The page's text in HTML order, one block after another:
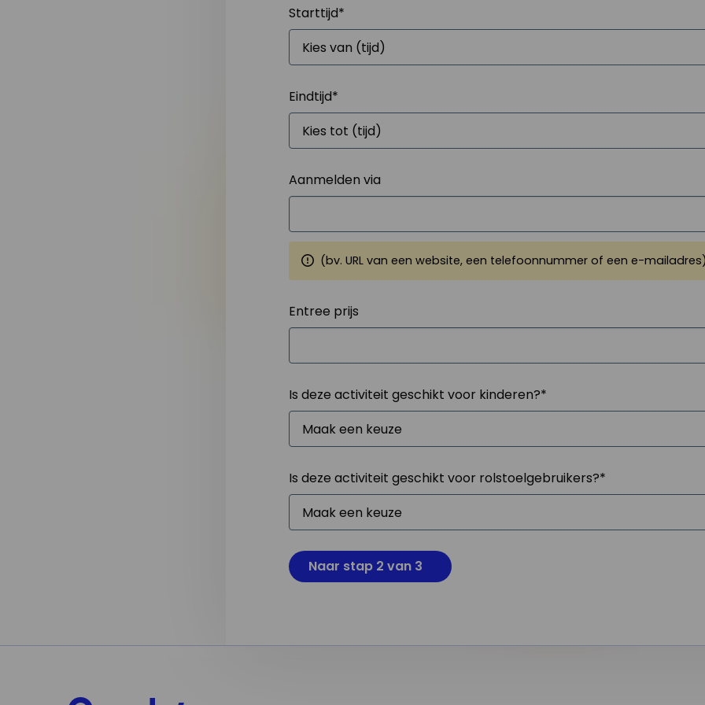
Starttijd*
Eindtijd*
Aanmelden via
(bv. URL van een website, een telefoonnummer of een e-
Entree prijs
Is deze activiteit geschikt voor kinderen?*
Is deze activiteit geschikt voor rolstoelgebruikers?*